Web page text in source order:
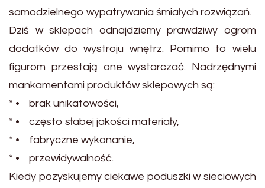
samodzielnego wypatrywania śmiałych rozwiązań.
Dziś w sklepach odnajdziemy prawdziwy ogrom
dodatków do wystroju wnętrz. Pomimo to wielu
figurom przestają one wystarczać. Nadrzędnymi
mankamentami produktów sklepowych są:
* • brak unikatowości,
* • często słabej jakości materiały,
* • fabryczne wykonanie,
* • przewidywalność.
Kiedy pozyskujemy ciekawe poduszki w sieciowych